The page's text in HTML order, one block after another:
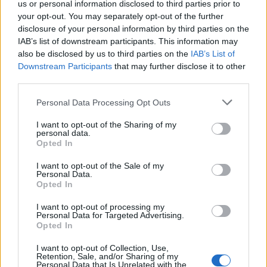
us or personal information disclosed to third parties prior to
your opt-out. You may separately opt-out of the further
disclosure of your personal information by third parties on the
IAB’s list of downstream participants. This information may
also be disclosed by us to third parties on the IAB’s List of
Downstream Participants that may further disclose it to other
Personal Data Processing Opt Outs
I want to opt-out of the Sharing of my
personal data.
Opted In
I want to opt-out of the Sale of my
Personal Data.
Opted In
I want to opt-out of processing my
Personal Data for Targeted Advertising.
Opted In
I want to opt-out of Collection, Use,
Retention, Sale, and/or Sharing of my
Personal Data that Is Unrelated with the
Κυβερνητική Επιτροπή Βιομηχανίας- Κ. Μητσοτάκης:
Στρατηγική προτεραιότητα η ενίσχυση της
βιομηχανίας
ΠΟΛΙΤΙΚΗ
Από τις 28 Αυγούστου η ψηφιακή ενεργοποίηση της
Eurobank: Εξελίξεις και προοπτικές στις αγορές
πετρελαίου και φυσικού αερίου στην Ευρώπη
06/08/2026 - 16:20 ΕΝΕΡΓΕΙΑ
Οι ελληνικές scale-ups επιχειρήσεις στρέφονται
προσέλκυση πελατών
06/08/2026 - 15:56
Χρηματιστήριο: Στις 2.627,95 μονάδες ο Γενικός
Δείκτης Τιμών, με άνοδο 0,15%